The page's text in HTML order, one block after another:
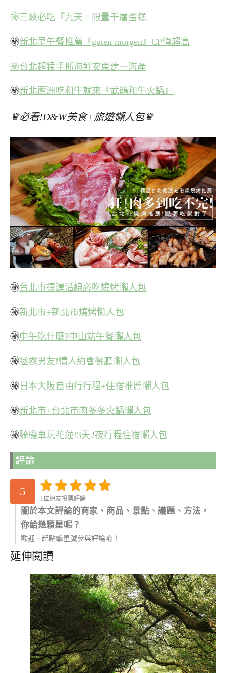
㊙三峽必吃『九天』限量千層蛋糕
㊙新北早午餐推薦『guten morgen』CP值超高
㊙台北超猛手抓海鮮安東建一海產
㊙新北蘆洲吃和牛就來『武鶴和牛火鍋』
♛必看!D&W美食+旅遊懶人包♛
㊙台北市捷運沿線必吃燒烤懶人包
㊙新北市+新北市燒烤懶人包
㊙中午吃什麼?中山站午餐懶人包
㊙拯救男友!情人約會餐廳懶人包
㊙ 日本大阪自由行行程+住宿推薦懶人包
㊙新北市+台北市肉多多火鍋懶人包
㊙騎機車玩花蓮!3天2夜行程住宿懶人包
評論
5
1位網友投票評論
關於本文評論的商家、商品、景點、議題、方法，
你給幾顆星呢？
歡迎一起點擊星號參與評論唷！
延伸閱讀